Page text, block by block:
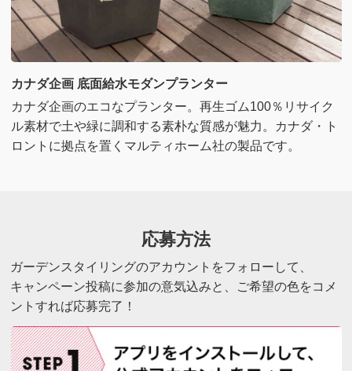
カナダ企画 底面給水モダンプランター
カナダ企画のエコなプランター。再生ゴム100％リサイク
ル素材で土や緑に調和する素朴な質感が魅力。カナダ・ト
ロントに拠点を置くマルティホーム社の製品です。
応募方法
ガーデンスタイリングのアカウントをフォローして、
キャンペーン投稿に参加の意気込みと、ご希望の色をコメ
ントすれば応募完了！